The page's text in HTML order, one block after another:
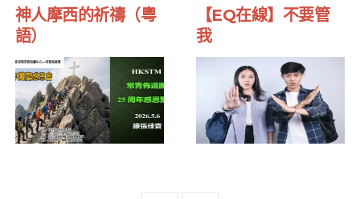
神人摩西的祈禱（粵
語）
【EQ在線】不要管
我